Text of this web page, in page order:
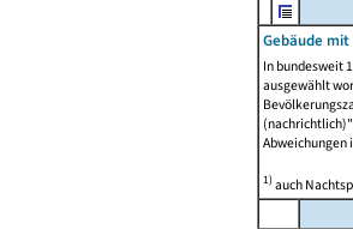
Gebäude
In bundesweit
ausgewählt
Abweichungen
1)auch